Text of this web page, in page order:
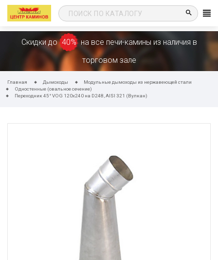
search
Скидки до 40% на все печи-камины из наличия в
торговом зале
Главная Дымоходы
Модульные дымоходы из нержавеющей стали
Одностенные (овальное сечение)
Переходник 45° VOG 120х240 на D248, AISI 321 (Вулкан)